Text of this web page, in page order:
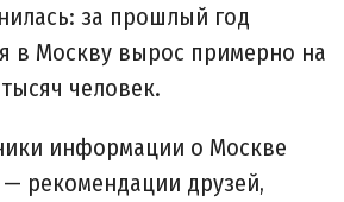
за прошлый год
в Москву вырос примерно на
человек.
информации о Москве
рекомендации друзей,